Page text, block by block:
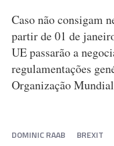
Caso não consigam
partir de 01 de
UE passarão a
regulamentações
Organização
DOMINIC RAAB BREXIT